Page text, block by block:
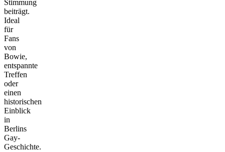
Stimmung
beiträgt.
Ideal
für
Fans
von
Bowie,
entspannte
Treffen
oder
einen
historischen
Einblick
in
Berlins
Gay-
Geschichte.